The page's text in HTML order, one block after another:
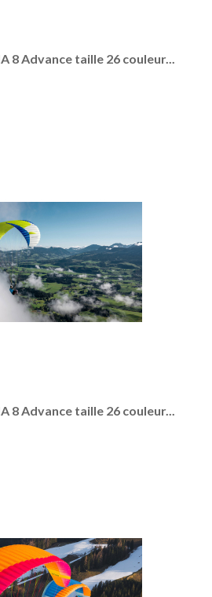
8 Advance taille 26 couleur...
8 Advance taille 26 couleur...